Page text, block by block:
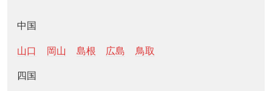
中国
山口 岡山 島根 広島 鳥取
四国